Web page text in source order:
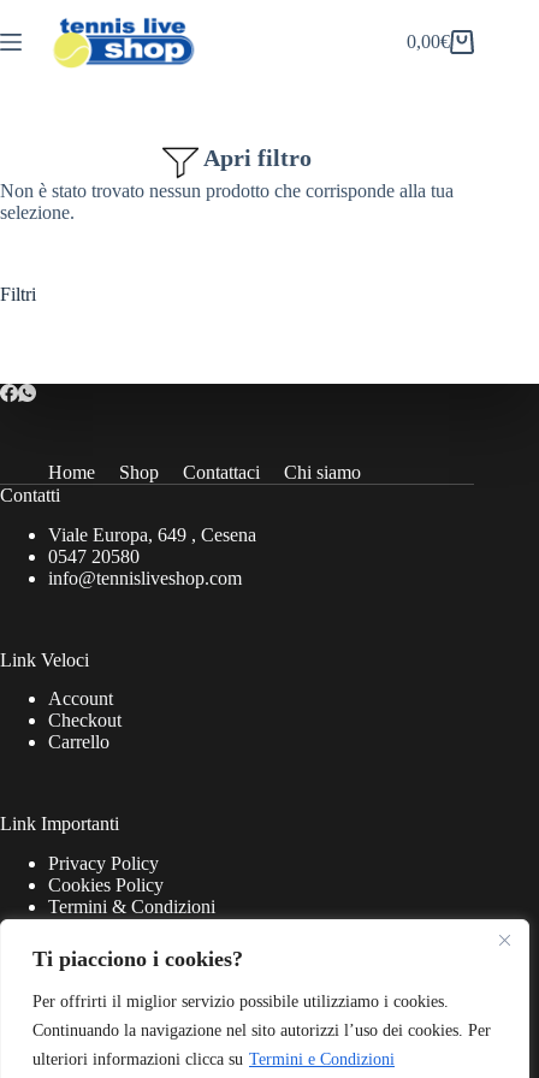
Ti piacciono i cookies?
Per offrirti il miglior servizio possibile utilizziamo i cookies.
Continuando la navigazione nel sito autorizzi l’uso dei cookies. Per
ulteriori informazioni clicca su Termini e Condizioni
al
contenuto
Carrello
0,00€
Apri filtro
Non è stato trovato nessun prodotto che corrisponde alla tua
selezione.
Filtri
Home Shop Contattaci
Chi siamo
Contatti
Viale Europa, 649 , Cesena
0547 20580
info@tennisliveshop.com
Link Veloci
Account
Checkout
Carrello
Link Importanti
Privacy Policy
Cookies Policy
Termini & Condizioni